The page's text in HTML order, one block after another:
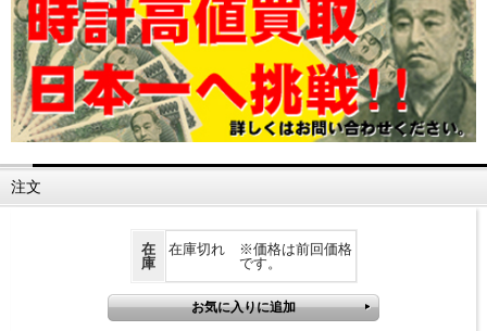
注文
在
庫
在庫切れ ※価格は前回価格
です。